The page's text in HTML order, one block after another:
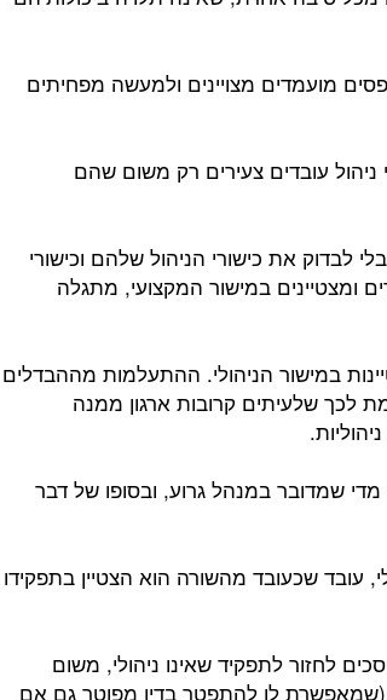
מועמדים מצויינים ולמעשה מפחיתים
עובדים צעירים רק משום שהם
לבדוק את כישורי הניהול שלהם וכישורי
ומצטיינים במישור המקצועי, מתגלה
במישור הניהולי. ההתעלמות מההבדלים
לכך שלעיתים קרובות ארגון ממנה
שמדובר במנהל גרוע, ובסופו של דבר
עובד שכעובד מהשורה הוא הצטיין בתפקידו
לחזור לתפקיד שאינו ניהולי, משום
לו להתפטר בדין מפוטר גם אם